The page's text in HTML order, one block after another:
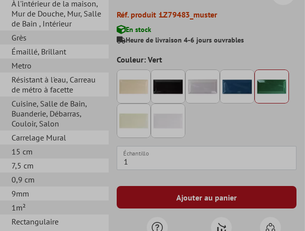
À l'intérieur de la maison,
Mur de Douche, Mur, Salle
de Bain , Intérieur
Grès
Émaillé, Brillant
Metro
Résistant à l'eau, Carreau
de métro à facette
Cuisine, Salle de Bain,
Buanderie, Débarras,
Couloir, Salon
Carrelage Mural
15 cm
7,5 cm
0,9 cm
9mm
1m²
Rectangulaire
Réf. produit :LZ79483_muster
En stock
Heure de livraison 4-6 jours ouvrables
Couleur: Vert
Échantillo
Ajouter au panier